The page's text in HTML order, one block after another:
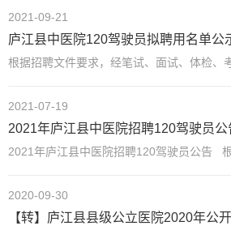
2021-09-21
庐江县中医院120驾驶员拟聘用名单公
2021-07-19
2021年庐江县中医院招聘120驾驶员公
2020-09-30